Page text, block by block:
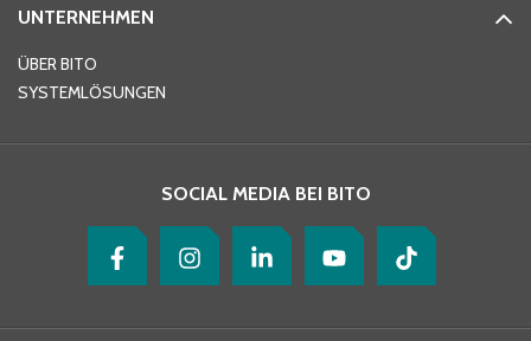
UNTERNEHMEN
ÜBER BITO
SYSTEMLÖSUNGEN
SOCIAL MEDIA BEI BITO